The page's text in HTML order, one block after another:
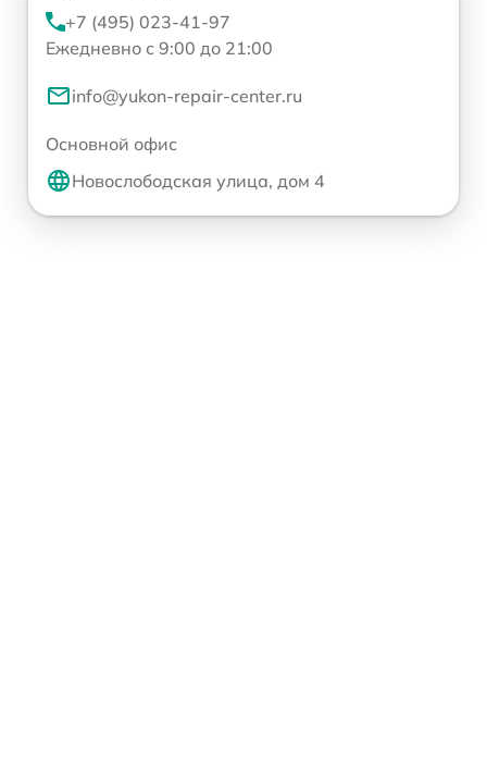
+7 (495) 023-41-97
Ежедневно с 9:00 до 21:00
info@yukon-repair-center.ru
Основной офис
Новослободская улица, дом 4